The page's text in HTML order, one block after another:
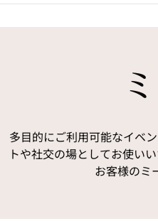
多目的にご利用可能なイベ
トや社交の場としてお使い
お客様のミ